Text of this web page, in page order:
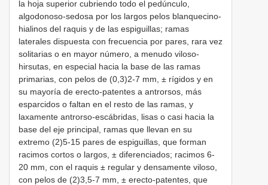
la hoja superior cubriendo todo el pedúnculo,
algodonoso-sedosa por los largos pelos blanquecino-
hialinos del raquis y de las espiguillas; ramas
laterales dispuesta con frecuencia por pares, rara vez
solitarias o en mayor número, a menudo viloso-
hirsutas, en especial hacia la base de las ramas
primarias, con pelos de (0,3)2-7 mm, ± rígidos y en
su mayoría de erecto-patentes a antrorsos, más
esparcidos o faltan en el resto de las ramas, y
laxamente antrorso-escábridas, lisas o casi hacia la
base del eje principal, ramas que llevan en su
extremo (2)5-15 pares de espiguillas, que forman
racimos cortos o largos, ± diferenciados; racimos 6-
20 mm, con el raquis ± regular y densamente viloso,
con pelos de (2)3,5-7 mm, ± erecto-patentes, que